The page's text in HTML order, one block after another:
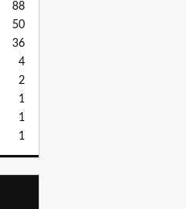
88
50
36
4
2
1
1
1